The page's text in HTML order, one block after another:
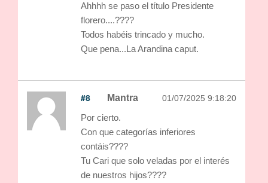
Ahhhh se paso el título Presidente
florero....????
Todos habéis trincado y mucho.
Que pena...La Arandina caput.
#8 Mantra 01/07/2025 9:18:20
Por cierto.
Con que categorías inferiores
contáis????
Tu Cari que solo veladas por el interés
de nuestros hijos????